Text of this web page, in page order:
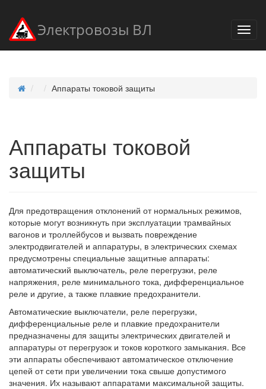
Электровозы ВЛ
Аппараты токовой защиты
Аппараты токовой
защиты
Для предотвращения отклонений от нормальных режимов,
которые могут возникнуть при эксплуатации трамвайных
вагонов и троллейбусов и вызвать повреждение
электродвигателей и аппаратуры, в электрических схемах
предусмотрены специальные защитные аппараты:
автоматический выключатель, реле перегрузки, реле
напряжения, реле минимального тока, дифференциальное
реле и другие, а также плавкие предохранители.
Автоматические выключатели, реле перегрузки,
дифференциальные реле и плавкие предохранители
предназначены для защиты электрических двигателей и
аппаратуры от перегрузок и токов короткого замыкания. Все
эти аппараты обеспечивают автоматическое отключение
цепей от сети при увеличении тока свыше допустимого
значения. Их называют аппаратами максимальной защиты.